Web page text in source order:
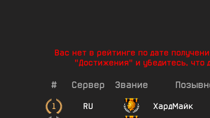
Вас нет в рейтинге по дате
"Достижения" и убедитесь, что
# Сервер Звание
1 RU ХардМайк